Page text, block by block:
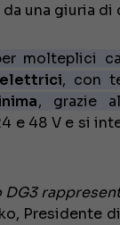
una giuria di
molteplici
, con
, grazie
e 48 V e si
Presidente di